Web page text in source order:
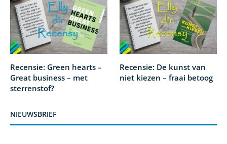
Recensie: Green hearts –
Great business – met
sterrenstof?
Recensie: De kunst van
niet kiezen – fraai betoog
NIEUWSBRIEF